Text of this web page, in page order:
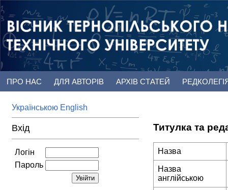
ПРО НАС ДЛЯ АВТОРІВ АРХІВ СТАТЕЙ
Українською English
Вхід
Логін
Пароль
Титулка та
Назва
Назва
англійською